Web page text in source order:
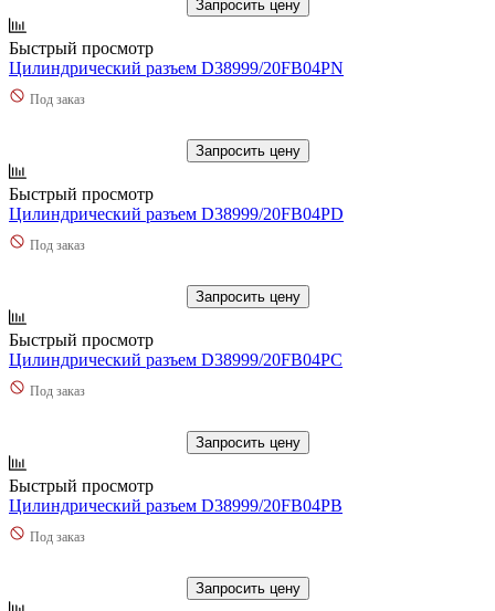
Запросить цену
Быстрый просмотр
Цилиндрический разъем D38999/20FB04PN
Под заказ
Запросить цену
Быстрый просмотр
Цилиндрический разъем D38999/20FB04PD
Под заказ
Запросить цену
Быстрый просмотр
Цилиндрический разъем D38999/20FB04PC
Под заказ
Запросить цену
Быстрый просмотр
Цилиндрический разъем D38999/20FB04PB
Под заказ
Запросить цену